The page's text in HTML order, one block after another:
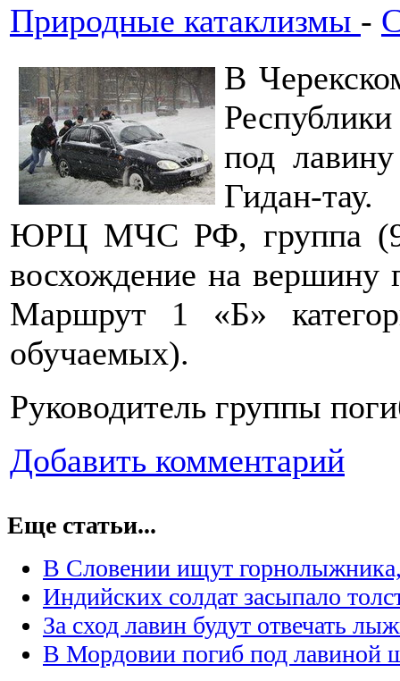
Природные катаклизмы -
В
под
Гидан-
ЮРЦ МЧС РФ, группа (9
восхождение на вершину
Маршрут 1 «Б»
обучаемых).
Руководитель группы
Добавить комментарий
Еще статьи...
В Словении ищут
Индийских солдат засыпало
За сход лавин будут отвечать
В Мордовии погиб под лавиной